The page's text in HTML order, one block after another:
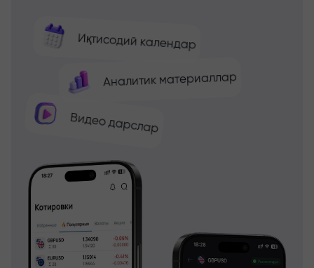
Иқтисодий календар
Аналитик материаллар
Видео дарслар